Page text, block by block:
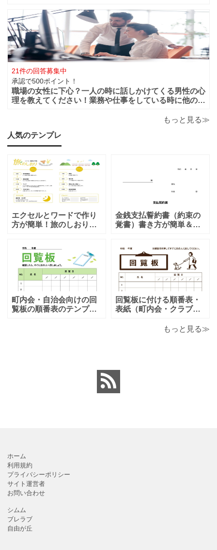
僚・上司から見ても、それって両想いじゃない？って行
動などってありますよね？ 第三者から見て
21件の回答募集中
承認で500ポイント！
職場の女性に下心？一人の時に話しかけてくる男性の心
理を教えてください！業務や仕事をしている時に他の人
かけてくるのは下心があるからでしょうか？恋愛的に好
もっと見る≫
人気のテンプレ
エクセルとワードで作り
方が簡単！旅のしおり
おすすめのテンプレート
となります。温泉旅行や
家族旅行など様々な用途
で、楽しく利用出来る旅
のしおりの素材となりま
す。ダウンロード後に簡
単に編集出来るエクセ
金銭支払誓約書（約束の
覚書）書き方が簡単＆項
す。シンプルな項目にな
りますので、利用用途に
より項目や内容を編集し
利用する事が可能です。
シンプルで簡易的な素材
となりますので、金銭支
払誓約書を作成時に用途
町内会・自治会向けの回
覧板の順番表のテンプレ
回覧板に付ける順番表・
表紙（町内会・クラブの
る「Excel・Word・
る「Excel・Word・
PDF」
もっと見る≫
ホーム
利用規約
プライバシーポリシー
サイト運営者
お問い合わせ
シムム
ブレラブ
自由が丘